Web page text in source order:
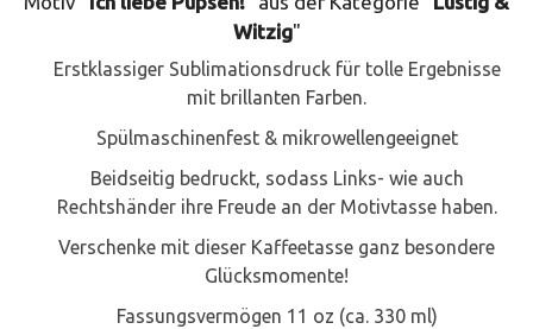
Witzig"
Erstklassiger Sublimationsdruck für tolle Ergebnisse
mit brillanten Farben.
Spülmaschinenfest & mikrowellengeeignet
Beidseitig bedruckt, sodass Links- wie auch
Rechtshänder ihre Freude an der Motivtasse haben.
Verschenke mit dieser Kaffeetasse ganz besondere
Glücksmomente!
Fassungsvermögen 11 oz (ca. 330 ml)